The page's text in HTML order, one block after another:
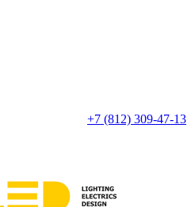
+7 (812) 309-47-13